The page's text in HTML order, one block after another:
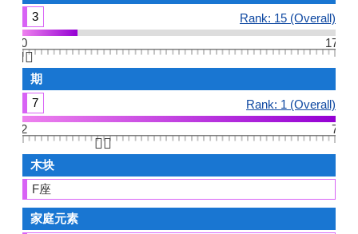
3
Rank: 15 (Overall)
0
17
👆🏻
期
7
Rank: 1 (Overall)
2
7
👆🏻
木块
F座
家庭元素